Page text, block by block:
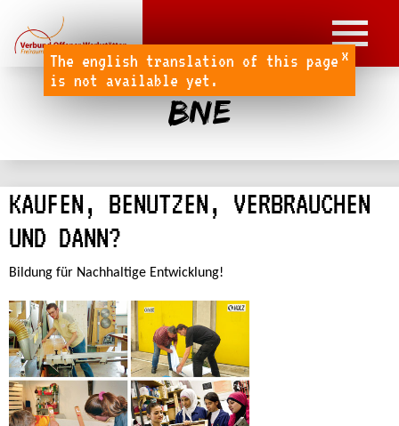
The english translation of this page
is not available yet.
x
BNE
KAUFEN, BENUTZEN, VERBRAUCHEN
UND DANN?
Bildung für Nachhaltige Entwicklung!